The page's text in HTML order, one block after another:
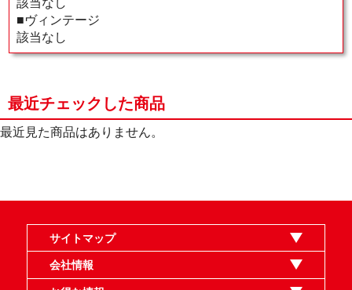
■ヴィンテージ
該当なし
最近チェックした商品
最近見た商品はありません。
サイトマップ
オンラインショップ
買取
記事
選手一覧
デッキ検索
デッキ構築
イベント・大会
店舗のご案内
お問い合わせ
ヘルプ
FAQ
会社情報